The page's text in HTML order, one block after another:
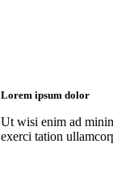
Lorem ipsum dolor
Ut wisi enim ad
exerci tation